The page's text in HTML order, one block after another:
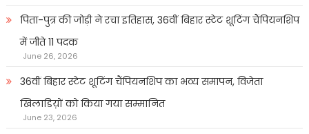
पिता-पुत्र की जोड़ी ने रचा इतिहास, 36वीं बिहार स्टेट शूटिंग चैंपियनशिप
में जीते 11 पदक
June 26, 2026
36वीं बिहार स्टेट शूटिंग चैंपियनशिप का भव्य समापन, विजेता
खिलाडिय़ों को किया गया सम्मानित
June 23, 2026